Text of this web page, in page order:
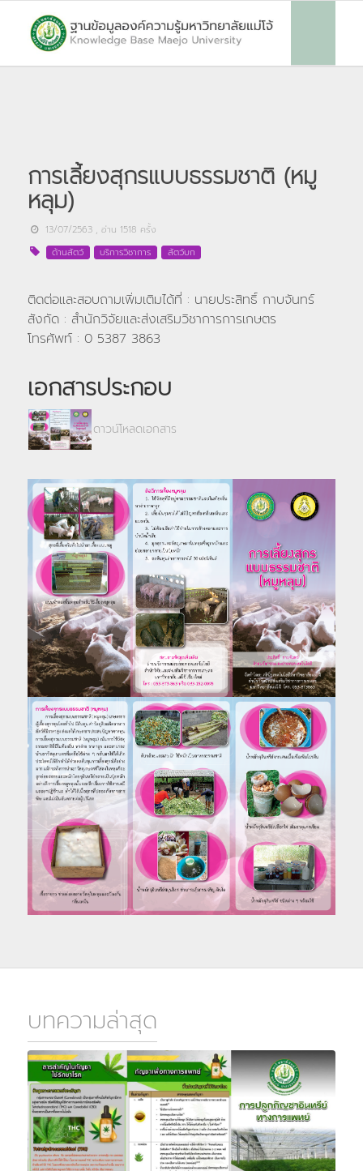
การเลี้ยงสุกรแบบธรรมชาติ (หมู
หลุม)
13/07/2563, อ่าน 1518 ครั้ง
ด้านสัตว์
บริการวิชาการ สัตว์บก
ติดต่อและสอบถามเพิ่มเติมได้ที่ : นายประสิทธิ์ กาบจันทร์
สังกัด : สำนักวิจัยและส่งเสริมวิชาการการเกษตร
โทรศัพท์ : 0 5387 3863
เอกสารประกอบ
ดาวน์โหลดเอกสาร
บทความล่าสุด